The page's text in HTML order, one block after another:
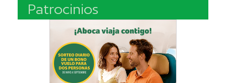
Patrocinios